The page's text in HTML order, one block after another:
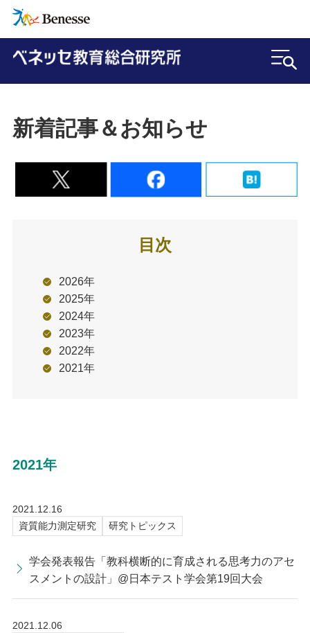
新着記事＆お知らせ
目次
2026年
2025年
2024年
2023年
2022年
2021年
2021年
2021.12.16
資質能力測定研究
研究トピックス
学会発表報告「教科横断的に育成される思考力のアセ
スメントの設計」@日本テスト学会第19回大会
2021.12.06